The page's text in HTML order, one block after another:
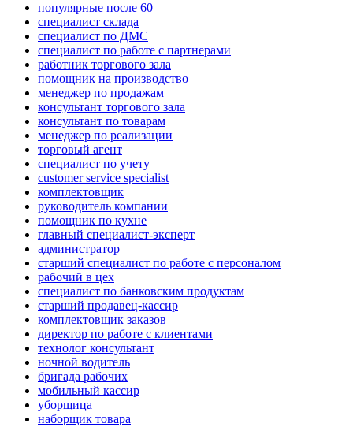
популярные после 60
специалист склада
специалист по ДМС
специалист по работе с партнерами
работник торгового зала
помощник на производство
менеджер по продажам
консультант торгового зала
консультант по товарам
менеджер по реализации
торговый агент
специалист по учету
customer service specialist
комплектовщик
руководитель компании
помощник по кухне
главный специалист-эксперт
администратор
старший специалист по работе с персоналом
рабочий в цех
специалист по банковским продуктам
старший продавец-кассир
комплектовщик заказов
директор по работе с клиентами
технолог консультант
ночной водитель
бригада рабочих
мобильный кассир
уборщица
наборщик товара